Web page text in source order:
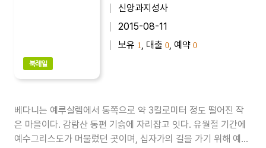
북레일
신앙과지성사
2015-08-11
보유 1 , 대출 0 , 예약 0
베다니는 예루살렘에서 동쪽으로 약 3킬로미터 정도 떨어진 작
은 마을이다. 감람산 동편 기슭에 자리잡고 잇다. 유월절 기간에
예수그리스도가 머물렀던 곳이며, 십자가의 길을 가기 위해 예루